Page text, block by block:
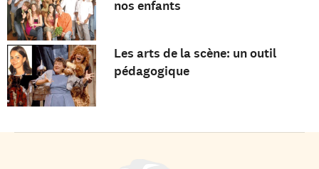
nos enfants
Les arts de la scène: un outil
pédagogique